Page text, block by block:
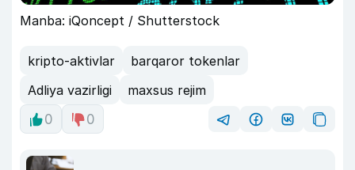
Manba: iQoncept / Shutterstock
kripto-aktivlar
barqaror tokenlar
Adliya vazirligi
maxsus rejim
0
0